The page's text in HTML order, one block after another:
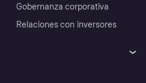
Gobernanza corporativa
Relaciones con inversores